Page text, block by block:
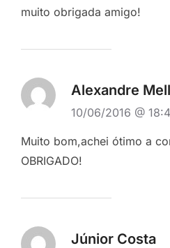
muito obrigada amigo!
Alexandre
10/06/2016 @
Muito bom,achei ótimo a
OBRIGADO!
Júnior Costa